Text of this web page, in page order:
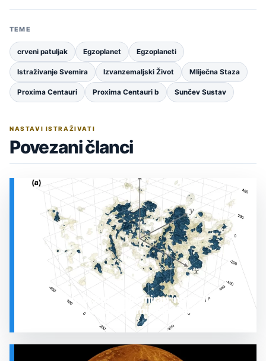
TEME
crveni patuljak Egzoplanet Egzoplaneti
Istraživanje Svemira Izvanzemaljski Život Mliječna Staza
Proxima Centauri Proxima Centauri b Sunčev Sustav
NASTAVI ISTRAŽIVATI
Povezani članci
Prostor oko Sunca nije miran: nova 3D karta
otkrila plin koji stalno mijenja stanje